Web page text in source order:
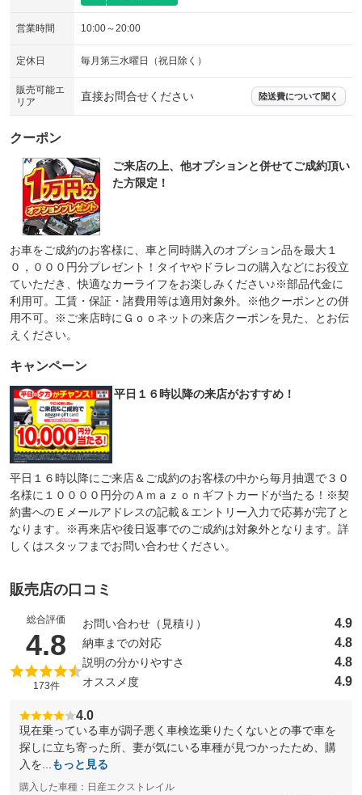
営業時間 10:00～20:00
定休日 毎月第三水曜日（祝日除く）
販売可能エ
リア
直接お問合せください 陸送費について聞く
クーポン
ご来店の上、他オプションと併せてご成約頂い
た方限定！
お車をご成約のお客様に、車と同時購入のオプション品を最大１
０，０００円分プレゼント！タイヤやドラレコの購入などにお役立
ていただき、快適なカーライフをお楽しみください♪※部品代金に
利用可。工賃・保証・諸費用等は適用対象外。※他クーポンとの併
用不可。※ご来店時にＧｏｏネットの来店クーポンを見た、とお伝
えください。
キャンペーン
平日１６時以降の来店がおすすめ！
平日１６時以降にご来店＆ご成約のお客様の中から毎月抽選で３０
名様に１００００円分のＡｍａｚｏｎギフトカードが当たる！※契
約書へのＥメールアドレスの記載＆エントリー入力で応募が完了と
なります。※再来店や後日返事でのご成約は対象外となります。詳
しくはスタッフまでお問い合わせください。
販売店の口コミ
総合評価
4.8 （5点満点中）
173件
お問い合わせ（見積り） 4.9
納車までの対応 4.8
説明の分かりやすさ 4.8
オススメ度 4.9
4.0
現在乗っている車が調子悪く車検迄乗りたくないとの事で車を
探しに立ち寄った所、妻が気にいる車種が見つかったため、購
入を...
もっと見る
購入した車種：日産エクストレイル